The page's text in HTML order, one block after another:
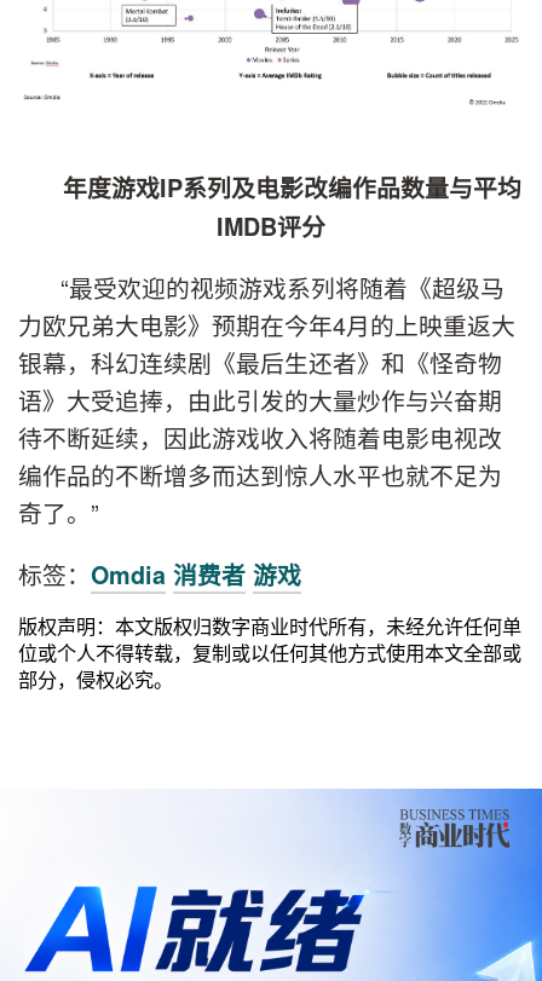
年度游戏IP系列及电影改编作品数量与平均
IMDB评分
“最受欢迎的视频游戏系列将随着《超级马
力欧兄弟大电影》预期在今年4月的上映重返大
银幕，科幻连续剧《最后生还者》和《怪奇物
语》大受追捧，由此引发的大量炒作与兴奋期
待不断延续，因此游戏收入将随着电影电视改
编作品的不断增多而达到惊人水平也就不足为
奇了。”
标签： Omdia 消费者 游戏
版权声明：本文版权归数字商业时代所有，未经允许任何单
位或个人不得转载，复制或以任何其他方式使用本文全部或
部分，侵权必究。